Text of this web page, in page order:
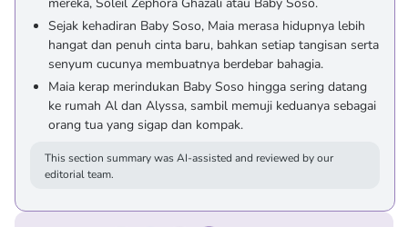
Sejak kehadiran Baby Soso, Maia merasa hidupnya lebih
hangat dan penuh cinta baru, bahkan setiap tangisan serta
senyum cucunya membuatnya berdebar bahagia.
Maia kerap merindukan Baby Soso hingga sering datang
ke rumah Al dan Alyssa, sambil memuji keduanya sebagai
orang tua yang sigap dan kompak.
This section summary was AI-assisted and reviewed by our
editorial team.